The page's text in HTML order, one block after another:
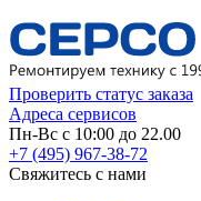
Проверить статус заказа
Адреса сервисов
Пн-Вс с 10:00 до 22.00
+7 (495) 967-38-72
Свяжитесь с нами